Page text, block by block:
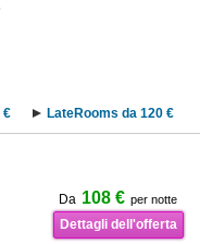
€ LateRooms da 120 €
Da 108 € per notte
Dettagli dell'offerta